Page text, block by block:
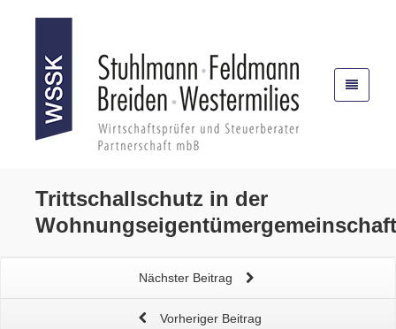
Trittschallschutz in der
Wohnungseigentümergemeinschaft
Nächster Beitrag
Vorheriger Beitrag